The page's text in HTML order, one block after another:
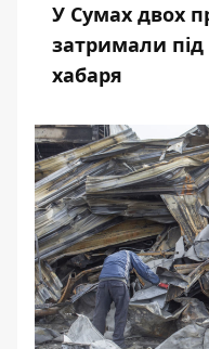
У Сумах двох
затримали
хабаря